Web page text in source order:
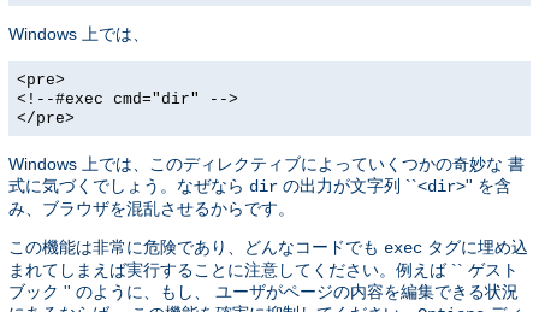
Windows 上では、
<pre>
<!--#exec cmd="dir" -->
</pre>
Windows 上では、このディレクティブによっていくつかの奇妙な 書
式に気づくでしょう。なぜなら dir の出力が文字列 ``<dir>'' を含
み、ブラウザを混乱させるからです。
この機能は非常に危険であり、どんなコードでも exec タグに埋め込
まれてしまえば実行することに注意してください。例えば `` ゲスト
ブック '' のように、もし、 ユーザがページの内容を編集できる状況